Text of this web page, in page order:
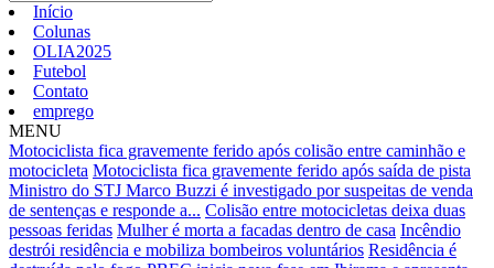
Início
Colunas
OLIA2025
Futebol
Contato
emprego
MENU
Motociclista fica gravemente ferido após colisão entre caminhão e
motocicleta Motociclista fica gravemente ferido após saída de pista
Ministro do STJ Marco Buzzi é investigado por suspeitas de venda
de sentenças e responde a... Colisão entre motocicletas deixa duas
pessoas feridas Mulher é morta a facadas dentro de casa Incêndio
destrói residência e mobiliza bombeiros voluntários Residência é